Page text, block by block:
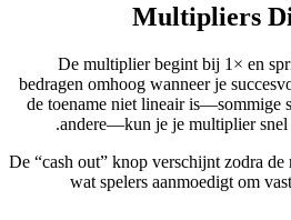
De multiplier begint bij 1× en
bedragen omhoog wanneer je
de toename niet lineair is—sommige
andere—kun je je multiplier snel
De “cash out” knop verschijnt zodra
wat spelers aanmoedigt om